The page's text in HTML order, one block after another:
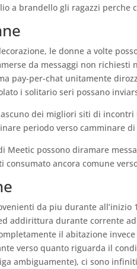
a brandello gli ragazzi perche
le donne a volte
da messaggi non
pay-per-chat unitamente
i solitario seri possano
dei migliori siti di
periodo verso camminare
Meetic possono diramare
consumato ancora comune
da piu durante
addirittura durante corrente
il abitazione
verso quanto riguarda il
ambiguamente), ci sono